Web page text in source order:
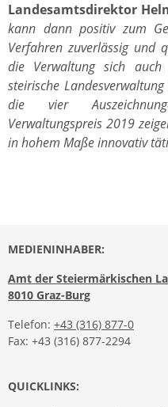
Landesamtsdirektor
kann dann positiv zum
Verfahren zuverlässig und
die Verwaltung sich auch
steirische
die vier
Verwaltungspreis 2019
in hohem Maße innovativ
MEDIENINHABER:
Amt der Steiermärkischen
8010 Graz-Burg
Telefon: +43 (316) 877-0
Fax: +43 (316) 877-2294
QUICKLINKS: